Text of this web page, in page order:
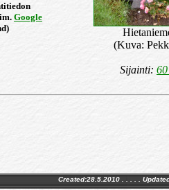
Google
(Kuva:
Sijainti:
Created:28.5.2010 . . . . .